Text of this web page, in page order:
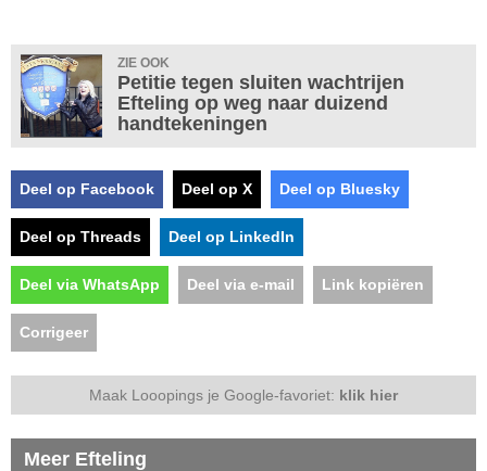
ZIE OOK
Petitie tegen sluiten wachtrijen
Efteling op weg naar duizend
handtekeningen
Deel op Facebook Deel op X Deel op Bluesky
Deel op Threads Deel op LinkedIn
Deel via WhatsApp Deel via e-mail Link kopiëren
Corrigeer
Maak Looopings je Google-favoriet: klik hier
Meer Efteling